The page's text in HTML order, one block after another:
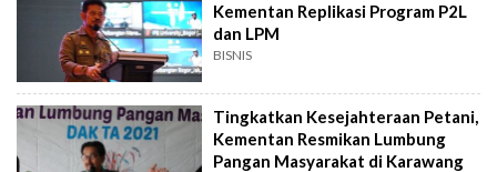
Kementan Replikasi Program P2L
dan LPM
BISNIS
Tingkatkan Kesejahteraan Petani,
Kementan Resmikan Lumbung
Pangan Masyarakat di Karawang